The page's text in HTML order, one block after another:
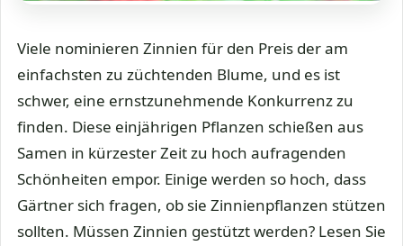
Viele nominieren Zinnien für den Preis der am
einfachsten zu züchtenden Blume, und es ist
schwer, eine ernstzunehmende Konkurrenz zu
finden. Diese einjährigen Pflanzen schießen aus
Samen in kürzester Zeit zu hoch aufragenden
Schönheiten empor. Einige werden so hoch, dass
Gärtner sich fragen, ob sie Zinnienpflanzen stützen
sollten. Müssen Zinnien gestützt werden? Lesen Sie